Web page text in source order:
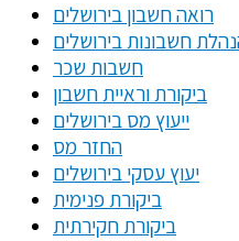
רואה חשבון בירושלים
חשבונות בירושלים
חשבות שכר
ביקורת וראיית חשבון
ייעוץ מס בירושלים
החזר מס
יעוץ עסקי בירושלים
ביקורת פנימית
ביקורת חקירתית